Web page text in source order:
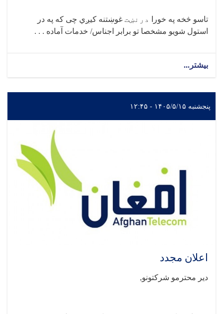
تاسو څخه په خورا درنښت غوښتنه کیږي چی که په در
استول شویو مشخصا تو برابر اجناس/ خدمات آماده . . .
بیشتر...
پنجشنبه ۱۴۰۵/۵/۱۵ - ۱۲:۴۵
اعلان مجدد
دیر محترمو شرکتونو,